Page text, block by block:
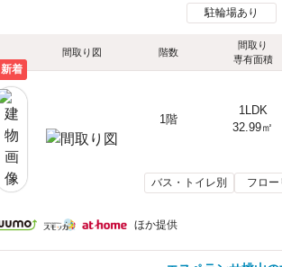
駐輪場あり
間取り図 階数
間取り
専有面積
新着
1階
1LDK
32.99㎡
バス・トイレ別 フロ
ほか提供